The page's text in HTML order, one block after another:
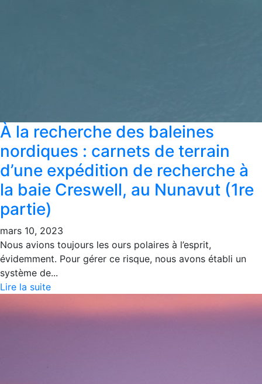
À la recherche des baleines
nordiques : carnets de terrain
d’une expédition de recherche à
la baie Creswell, au Nunavut (1re
partie)
mars 10, 2023
Nous avions toujours les ours polaires à l’esprit,
évidemment. Pour gérer ce risque, nous avons établi un
système de...
Lire la suite